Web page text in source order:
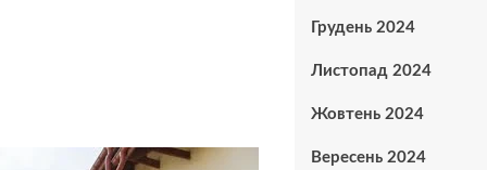
Грудень 2024
Листопад 2024
Жовтень 2024
Вересень 2024